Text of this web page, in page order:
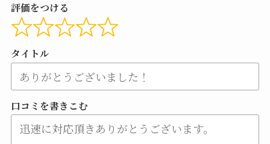
評価をつける
タイトル
口コミを書きこむ